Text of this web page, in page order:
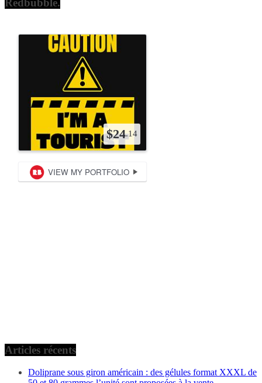
Redbubble.
Articles récents
Doliprane sous giron américain : des gélules format XXXL de